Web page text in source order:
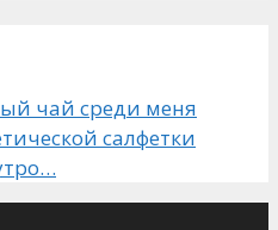
чай среди меня
салфетки